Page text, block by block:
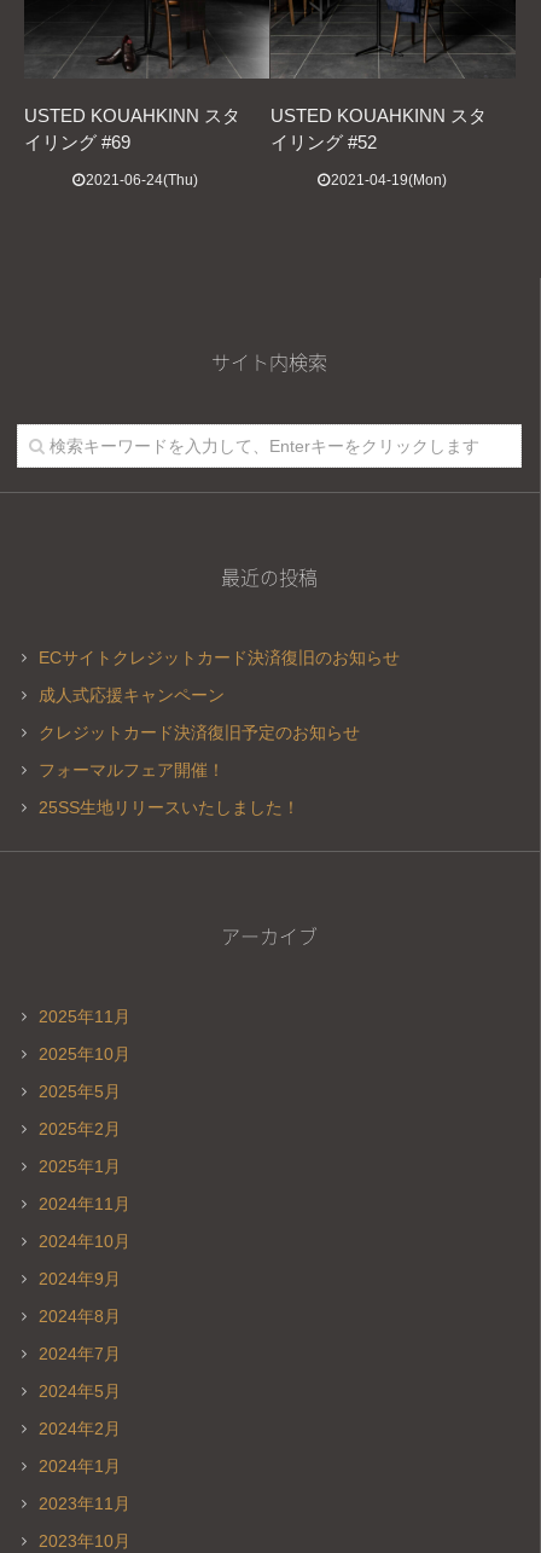
USTED KOUAHKINN スタ
イリング #69
2021-06-24(Thu)
USTED KOUAHKINN スタ
イリング #52
2021-04-19(Mon)
サイト内検索
最近の投稿
ECサイトクレジットカード決済復旧のお知らせ
成人式応援キャンペーン
クレジットカード決済復旧予定のお知らせ
フォーマルフェア開催！
25SS生地リリースいたしました！
アーカイブ
2025年11月
2025年10月
2025年5月
2025年2月
2025年1月
2024年11月
2024年10月
2024年9月
2024年8月
2024年7月
2024年5月
2024年2月
2024年1月
2023年11月
2023年10月